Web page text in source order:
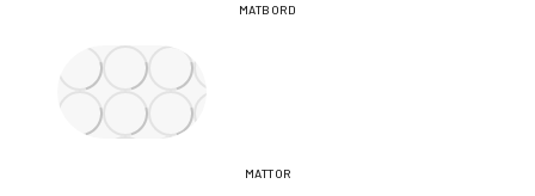
MATBORD
MATTOR